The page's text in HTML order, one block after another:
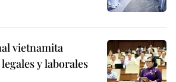
vietnamita
y laborales